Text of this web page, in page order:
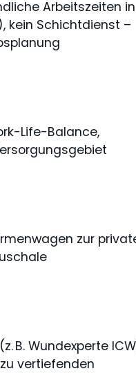
Arbeitszeiten in
kein Schichtdienst –
Life-Balance,
zur
B. Wundexperte
vertiefenden